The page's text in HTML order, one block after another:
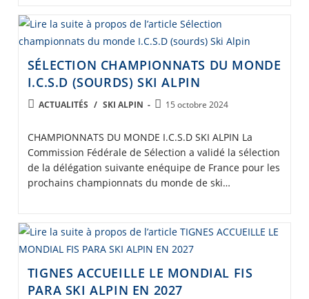
SÉLECTION CHAMPIONNATS DU MONDE
I.C.S.D (SOURDS) SKI ALPIN
POSTACTUALITÉS / SKI ALPIN
Post15 octobre 2024
CHAMPIONNATS DU MONDE I.C.S.D SKI ALPIN La
Commission Fédérale de Sélection a validé la sélection
de la délégation suivante enéquipe de France pour les
prochains championnats du monde de ski…
TIGNES ACCUEILLE LE MONDIAL FIS
PARA SKI ALPIN EN 2027